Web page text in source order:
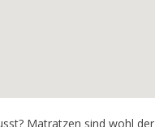
Matratzen sind wohl der